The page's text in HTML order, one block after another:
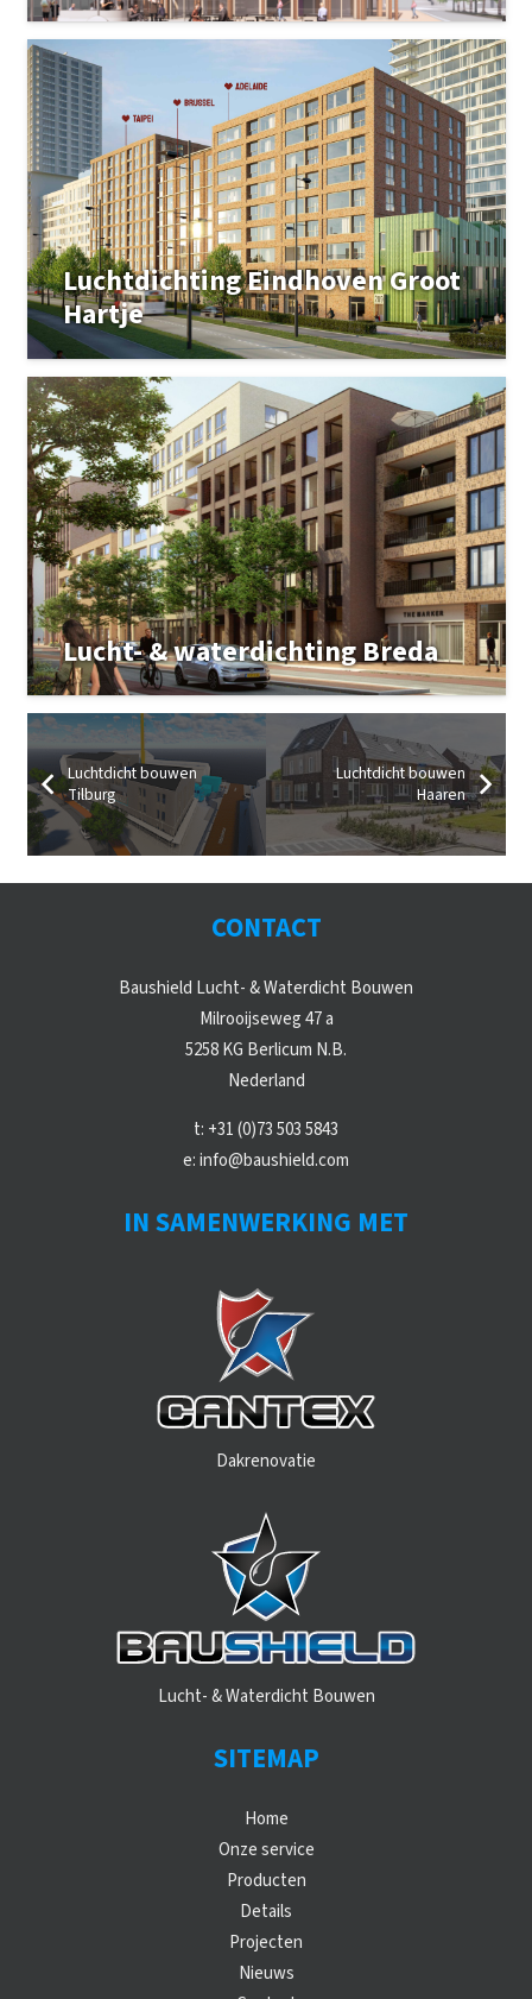
Luchtdichting Eindhoven Groot
Hartje
Lucht- & waterdichting Breda
Luchtdicht bouwen
Tilburg
Luchtdicht bouwen
Haaren
CONTACT
Baushield Lucht- & Waterdicht Bouwen
Milrooijseweg 47 a
5258 KG Berlicum N.B.
Nederland
t: +31 (0)73 503 5843
e:info@baushield.com
IN SAMENWERKING MET
Dakrenovatie
Lucht- & Waterdicht Bouwen
SITEMAP
Home
Onze service
Producten
Details
Projecten
Nieuws